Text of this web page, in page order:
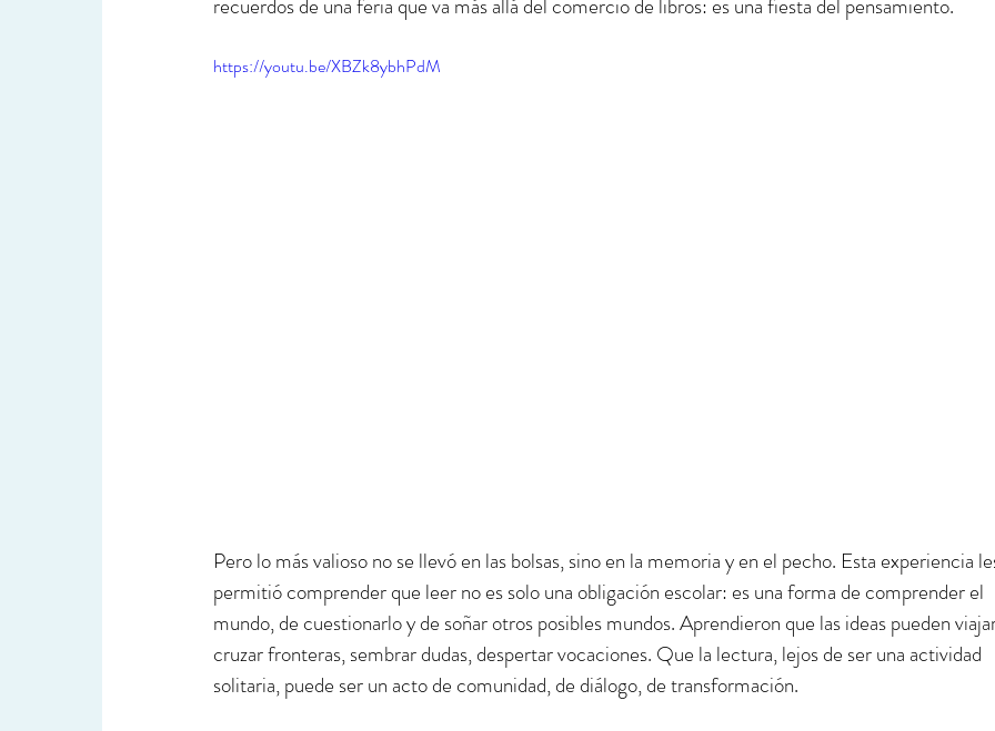
recuerdos de una feria que va más allá del comercio de libros: es una fiesta del pensamiento.
https://youtu.be/XBZk8ybhPdM
Pero lo más valioso no se llevó en las bolsas, sino en la memoria y en el pecho. Esta experiencia
permitió comprender que leer no es solo una obligación escolar: es una forma de comprender el
mundo, de cuestionarlo y de soñar otros posibles mundos. Aprendieron que las ideas pueden
cruzar fronteras, sembrar dudas, despertar vocaciones. Que la lectura, lejos de ser una actividad
solitaria, puede ser un acto de comunidad, de diálogo, de transformación.